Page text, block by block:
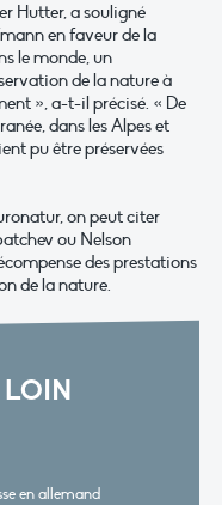
Hutter, a souligné
en faveur de la
le monde, un
de la nature à
», a-t-il précisé. « De
dans les Alpes et
pu être préservées
on peut citer
ou Nelson
des prestations
de la nature.
LOIN
en allemand